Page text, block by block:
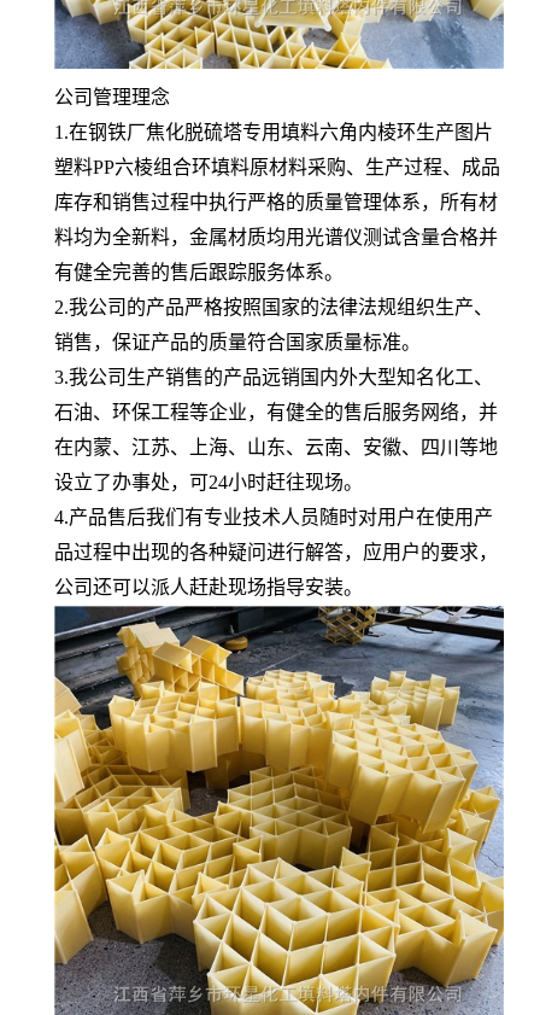
公司管理理念
1.在钢铁厂焦化脱硫塔专用填料六角内棱环生产图片
塑料PP六棱组合环填料原材料采购、生产过程、成品
库存和销售过程中执行严格的质量管理体系，所有材
料均为全新料，金属材质均用光谱仪测试含量合格并
有健全完善的售后跟踪服务体系。
2.我公司的产品严格按照国家的法律法规组织生产、
销售，保证产品的质量符合国家质量标准。
3.我公司生产销售的产品远销国内外大型知名化工、
石油、环保工程等企业，有健全的售后服务网络，并
在内蒙、江苏、上海、山东、云南、安徽、四川等地
设立了办事处，可24小时赶往现场。
4.产品售后我们有专业技术人员随时对用户在使用产
品过程中出现的各种疑问进行解答，应用户的要求，
公司还可以派人赶赴现场指导安装。